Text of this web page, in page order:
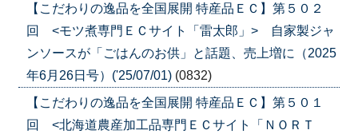
【こだわりの逸品を全国展開 特産品ＥＣ】第５０２
回 <モツ煮専門ＥＣサイト「雷太郎」> 自家製ジャ
ンソースが「ごはんのお供」と話題、売上増に（2025
年6月26日号）('25/07/01) (0832)
【こだわりの逸品を全国展開 特産品ＥＣ】第５０１
回 <北海道農産加工品専門ＥＣサイト「ＮＯＲＴ